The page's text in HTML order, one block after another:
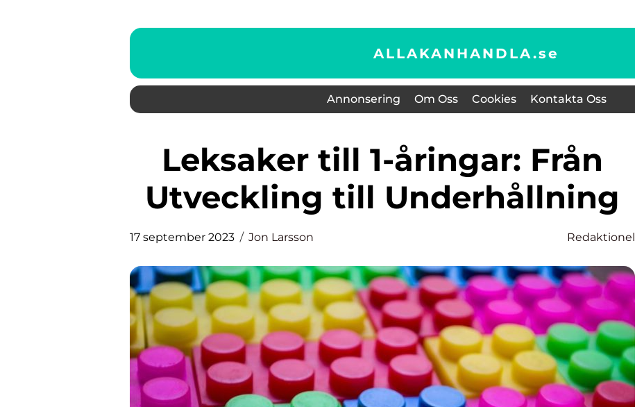
ALLAKANHANDLA.se
Annonsering Om Oss Cookies Kontakta Oss
Leksaker till 1-åringar: Från
Utveckling till Underhållning
17 september 2023 Jon Larsson Redaktionel